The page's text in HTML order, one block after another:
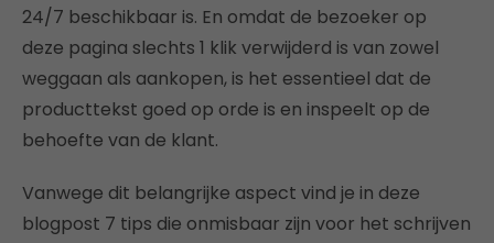
24/7 beschikbaar is. En omdat de bezoeker op
deze pagina slechts 1 klik verwijderd is van zowel
weggaan als aankopen, is het essentieel dat de
producttekst goed op orde is en inspeelt op de
behoefte van de klant.
Vanwege dit belangrijke aspect vind je in deze
blogpost 7 tips die onmisbaar zijn voor het schrijven